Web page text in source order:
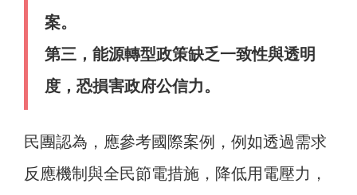
案。
第三，能源轉型政策缺乏一致性與透明
度，恐損害政府公信力。
民團認為，應參考國際案例，例如透過需求
反應機制與全民節電措施，降低用電壓力，